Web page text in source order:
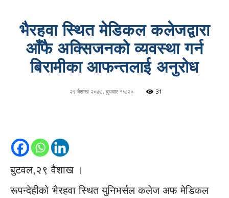
भैरहवा स्थित मेडिकल कलेजद्वारा
आँफै अक्सिजनको व्यवस्था गर्न
बिरामीका आफन्तलाई अनुरोध
२९ बैशाख २०७८, बुधबार १५:२० 31
बुटवल,२९ वैशाख ।
रूपन्देहीको भैरहवा स्थित युनिभर्सल कलेज अफ मेडिकल